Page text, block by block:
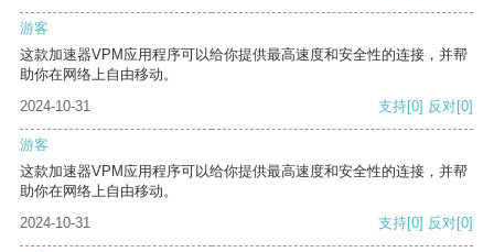
游客
这款加速器VPM应用程序可以给你提供最高速度和安全性的连接，并帮
助你在网络上自由移动。
2024-10-31
支持[0] 反对[0]
游客
这款加速器VPM应用程序可以给你提供最高速度和安全性的连接，并帮
助你在网络上自由移动。
2024-10-31
支持[0] 反对[0]